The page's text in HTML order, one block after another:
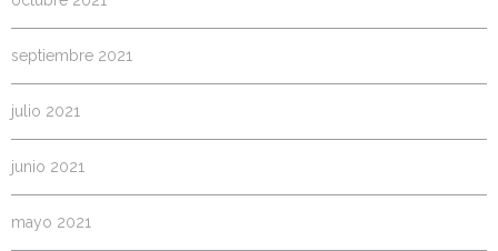
septiembre 2021
julio 2021
junio 2021
mayo 2021